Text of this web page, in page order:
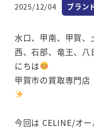
投稿日
2025/12/04 カテゴリ
ブラン
水口、甲南、甲賀
西、石部、竜王、
にちは
甲賀市の買取専門
今回は CELINE/オ